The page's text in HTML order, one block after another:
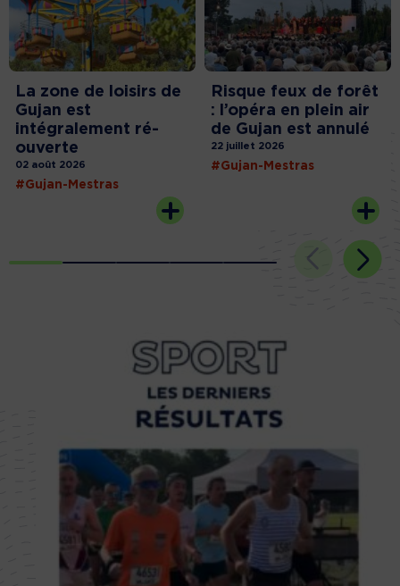
La zone de loisirs de
Gujan est
intégralement ré-
ouverte
02 août 2026
#Gujan-Mestras
Risque feux de forêt
: l’opéra en plein air
de Gujan est annulé
22 juillet 2026
#Gujan-Mestras